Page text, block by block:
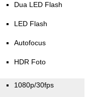
Dua LED Flash
LED Flash
Autofocus
HDR Foto
1080p/30fps